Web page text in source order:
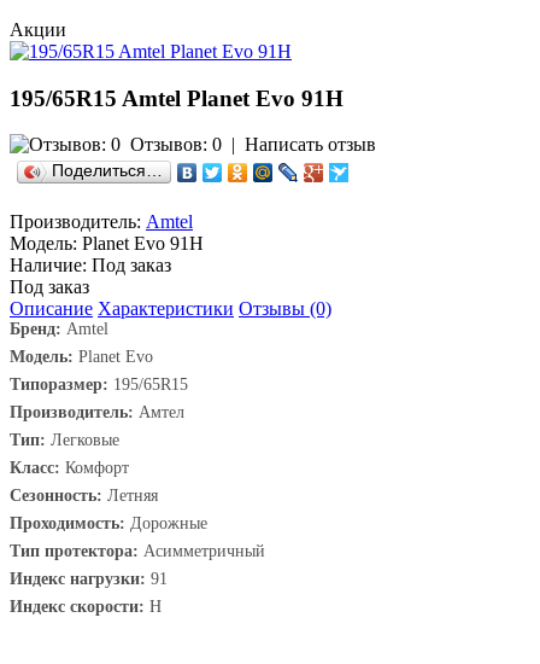
Акции
195/65R15 Amtel Planet Evo 91H
Отзывов: 0 | Написать отзыв
Поделиться…
Производитель: Amtel
Модель: Planet Evo 91H
Наличие: Под заказ
Под заказ
Описание Характеристики Отзывы (0)
Бренд: Amtel
Модель: Planet Evo
Типоразмер: 195/65R15
Производитель: Амтел
Тип: Легковые
Класс: Комфорт
Сезонность: Летняя
Проходимость: Дорожные
Тип протектора: Асимметричный
Индекс нагрузки: 91
Индекс скорости: H